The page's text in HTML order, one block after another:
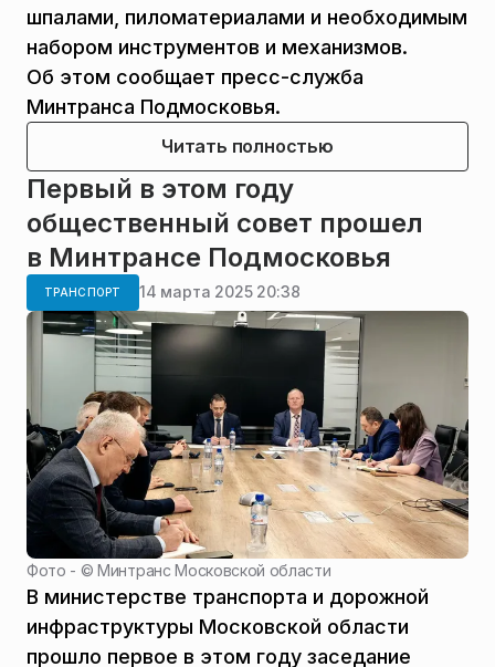
шпалами, пиломатериалами и необходимым
набором инструментов и механизмов.
Об этом сообщает пресс-служба
Минтранса Подмосковья.
Читать полностью
Первый в этом году
общественный совет прошел
в Минтрансе Подмосковья
ТРАНСПОРТ 14 марта 2025 20:38
Фото - ©Минтранс Московской области
В министерстве транспорта и дорожной
инфраструктуры Московской области
прошло первое в этом году заседание